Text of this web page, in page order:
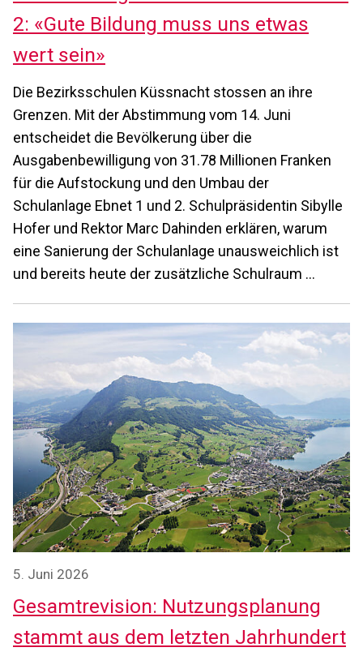
2: «Gute Bildung muss uns etwas
wert sein»
Die Bezirksschulen Küssnacht stossen an ihre
Grenzen. Mit der Abstimmung vom 14. Juni
entscheidet die Bevölkerung über die
Ausgabenbewilligung von 31.78 Millionen Franken
für die Aufstockung und den Umbau der
Schulanlage Ebnet 1 und 2. Schulpräsidentin Sibylle
Hofer und Rektor Marc Dahinden erklären, warum
eine Sanierung der Schulanlage unausweichlich ist
und bereits heute der zusätzliche Schulraum …
5. Juni 2026
Gesamtrevision: Nutzungsplanung
stammt aus dem letzten Jahrhundert